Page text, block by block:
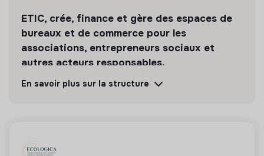
ETIC, crée, finance et gère des espaces de
bureaux et de commerce pour les
associations, entrepreneurs sociaux et
autres acteurs responsables.
Découvrir Suivre
En savoir plus sur la structure